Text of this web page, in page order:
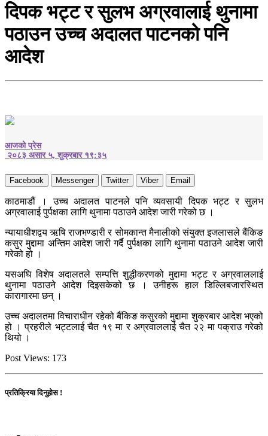
दिपक भट्ट र सुलभ अग्रवालाई थुनामा
पठाउन उच्च अदालत पाटनको पनि
आदेश
आजको प्रेस
२०८३ असार ५, शुक्रबार १९:३५
Facebook Messenger Twitter Viber Email
काठमाडौं । उच्च अदालत पाटनले पनि व्यवसायी दिपक भट्ट र सुलभ
अग्रवालाई पुर्पक्षका लागि थुनामा पठाउने आदेश जारी गरेको छ ।
न्यायाधीशद्वय ऋषि राजभण्डारी र सोमकान्त मैनालीको संयुक्त इजलासले बैंकिङ
कसुर मुद्दामा अन्तिम आदेश जारी गर्दै पुर्पक्षका लागि थुनामा पठाउने आदेश जारी
गरेको हो ।
यसअघि विशेष अदालतले सम्पत्ति शुद्धीकरणको मुद्दामा भट्ट र अग्रवाललाई
थुनामा पठाउने आदेश दिइसकेको छ । उनीहरू हाल डिल्लिबजारस्थित
कारागारमा छन् ।
उच्च अदालतमा विचाराधीन रहेको बैंकिङ कसुरको मुद्दामा शुक्रबार आदेश भएको
हो । प्रहरीले भट्टलाई चैत १९ मा र अग्रवाललाई चैत २२ मा पक्राउ गरेको
थियो ।
Post Views: 173
प्रतिक्रिया दिनुहोस !